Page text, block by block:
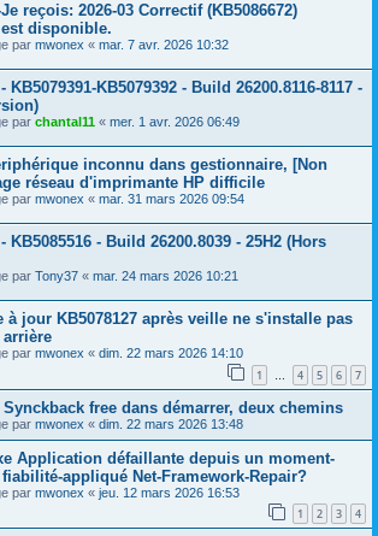
reçois: 2026-03 Correctif (KB5086672)
est disponible.
par mwonex « mar. 7 avr. 2026 10:32
KB5079391-KB5079392 - Build 26200.8116-8117 -
par chantal11 « mer. 1 avr. 2026 06:49
inconnu dans gestionnaire, [Non
réseau d'imprimante HP difficile
par mwonex « mar. 31 mars 2026 09:54
KB5085516 - Build 26200.8039 - 25H2 (Hors
par Tony37 « mar. 24 mars 2026 10:21
à jour KB5078127 après veille ne s'installe pas
arrière
par mwonex « dim. 22 mars 2026 14:10
1 … 4 5 6 7
free dans démarrer, deux chemins
par mwonex « dim. 22 mars 2026 13:48
Application défaillante depuis un moment-
appliqué Net-Framework-Repair?
par mwonex « jeu. 12 mars 2026 16:53
1 2 3 4